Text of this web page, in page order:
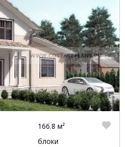
166.8 м²
блоки